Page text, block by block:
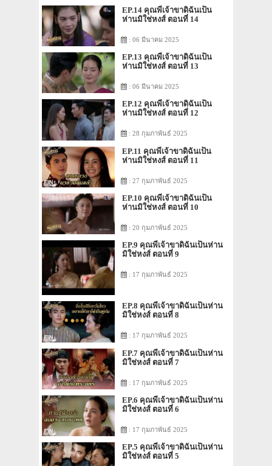
EP.14 คุณพี่เจ้าขาดิฉันเป็น
ห่านมิใช่หงส์ ตอนที่ 14
: 06 มีนาคม 2025
EP.13 คุณพี่เจ้าขาดิฉันเป็น
ห่านมิใช่หงส์ ตอนที่ 13
: 06 มีนาคม 2025
EP.12 คุณพี่เจ้าขาดิฉันเป็น
ห่านมิใช่หงส์ ตอนที่ 12
: 28 กุมภาพันธ์ 2025
EP.11 คุณพี่เจ้าขาดิฉันเป็น
ห่านมิใช่หงส์ ตอนที่ 11
: 27 กุมภาพันธ์ 2025
EP.10 คุณพี่เจ้าขาดิฉันเป็น
ห่านมิใช่หงส์ ตอนที่ 10
: 20 กุมภาพันธ์ 2025
EP.9 คุณพี่เจ้าขาดิฉันเป็นห่าน
มิใช่หงส์ ตอนที่ 9
: 17 กุมภาพันธ์ 2025
EP.8 คุณพี่เจ้าขาดิฉันเป็นห่าน
มิใช่หงส์ ตอนที่ 8
: 17 กุมภาพันธ์ 2025
EP.7 คุณพี่เจ้าขาดิฉันเป็นห่าน
มิใช่หงส์ ตอนที่ 7
: 17 กุมภาพันธ์ 2025
EP.6 คุณพี่เจ้าขาดิฉันเป็นห่าน
มิใช่หงส์ ตอนที่ 6
: 17 กุมภาพันธ์ 2025
EP.5 คุณพี่เจ้าขาดิฉันเป็นห่าน
มิใช่หงส์ ตอนที่ 5